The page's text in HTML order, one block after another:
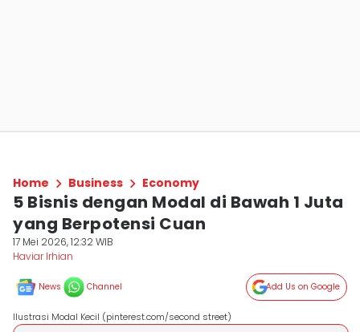
Home Business Economy
5 Bisnis dengan Modal di Bawah 1 Juta
yang Berpotensi Cuan
17 Mei 2026, 12:32 WIB
Haviar Irhian
News Channel Add Us on Google
Ilustrasi Modal Kecil (pinterest.com/second street)